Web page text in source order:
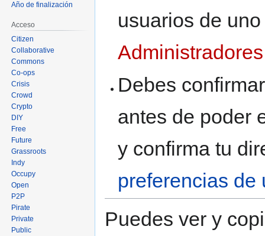
usuarios de
Administradores
Debes
antes de poder
y confirma tu
preferencias de
Puedes ver y
Año de finalización
Acceso
Citizen
Collaborative
Commons
Co-ops
Crisis
Crowd
Crypto
DIY
Free
Future
Grassroots
Indy
Occupy
Open
P2P
Pirate
Private
Public